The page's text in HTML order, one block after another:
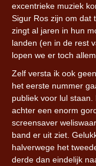
excentrieke muziek
Sigur Ros zijn om dat
zingt al jaren in hun
landen (en in de rest
lopen we er toch
Zelf versta ik ook
het eerste nummer
publiek voor lul
achter een enorm
screensaver
band er uit ziet.
halverwege het
derde dan eindelijk